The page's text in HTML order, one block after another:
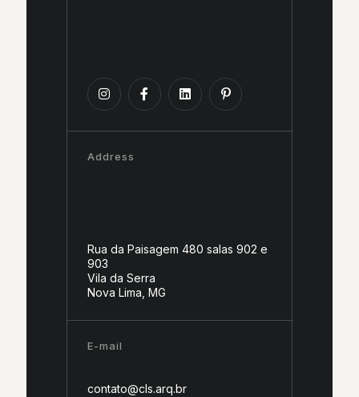
Address
Rua da Paisagem 480 salas 902 e
903
Vila da Serra
Nova Lima, MG
E-mail
contato@cls.arq.br